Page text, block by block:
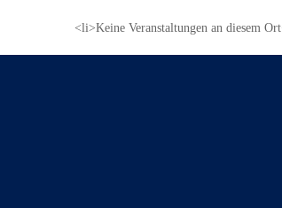
<li>Keine Veranstaltungen an diesem